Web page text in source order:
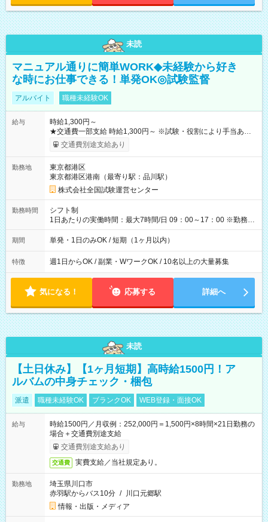
未読
マニュアル通りに簡単WORK◆未経験から好き
な時にお仕事できる！単発OK◎試験監督
アルバイト 職種未経験OK
給与
時給1,300円～
★交通費一部支給 時給1,300円～ ※試験・役割により手当あり
※勤務回数により昇給あり 【即給（前払い）オプションあ
り！】 希望される場合、勤務から1週間ほどで給与の一部を受け
例】 ・河合塾模擬試験 8:30～17:30（休憩1時間） 時給1,300円
×8時間＝日収10,400円＋交通費 ※当日の役割により時給＋100
円の場合あり ・国家試験 7:00～13:30（休憩なし） 時給1,300
円（役割手当＋100円）×6時間＝日収8,400円＋交通費 【試用期
間】試用期間なし
交通費別途支給あり
勤務地
東京都港区
東京都港区港南（最寄り駅：品川駅）
株式会社全国試験運営センター
勤務時間
シフト制
1日あたりの実働時間：最大7時間/日 09：00～17：00 ※勤務時
間は 試験により異なります。
期間 単発・1日のみOK / 短期（1ヶ月以内）
特徴 週1日からOK / 副業・WワークOK / 10名以上の大量募集
気になる！ 応募する 詳細へ
未読
【土日休み】【1ヶ月短期】高時給1500円！ア
ルバムの中身チェック・梱包
派遣 職種未経験OK ブランクOK WEB登録・面接OK
給与
時給1500円／月収例：252,000円＝1,500円×8時間×21日勤務の
場合＋交通費別途支給
交通費別途支給あり
交通費 実費支給／当社規定あり。
勤務地
埼玉県川口市
赤羽駅からバス10分 / 川口元郷駅
情報・出版・メディア